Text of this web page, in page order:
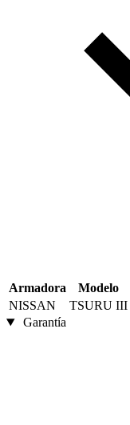
Armadora Modelo
NISSAN
TSURU III
Garantía